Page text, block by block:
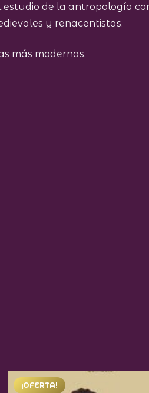
de la antropología
y renacentistas.
más modernas.
¡OFERTA!